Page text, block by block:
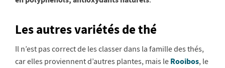
Les autres variétés de thé
Il n’est pas correct de les classer dans la famille des thés,
car elles proviennent d’autres plantes, mais le Rooibos, le